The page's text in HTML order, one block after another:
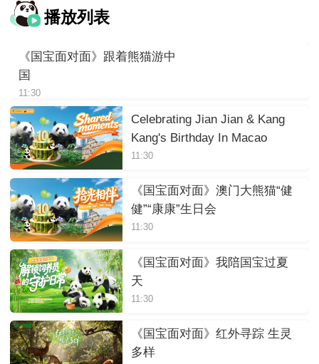
播放列表
《国宝面对面》跟着熊猫游中
国
11:30
Celebrating Jian Jian & Kang
Kang's Birthday In Macao
11:30
《国宝面对面》澳门大熊猫“健
健”“康康”生日会
11:30
《国宝面对面》我陪国宝过夏
天
11:30
《国宝面对面》红外寻踪 生灵
多样